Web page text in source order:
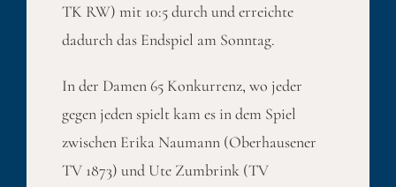
TK RW) mit 10:5 durch und erreichte
dadurch das Endspiel am Sonntag.
In der Damen 65 Konkurrenz, wo jeder
gegen jeden spielt kam es in dem Spiel
zwischen Erika Naumann (Oberhausener
TV 1873) und Ute Zumbrink (TV